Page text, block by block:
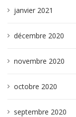
janvier 2021
décembre 2020
novembre 2020
octobre 2020
septembre 2020